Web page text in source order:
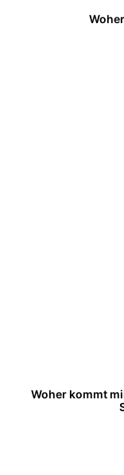
Woher kommt